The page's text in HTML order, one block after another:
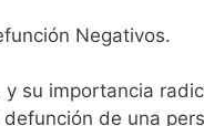
Negativos.
su importancia
de una